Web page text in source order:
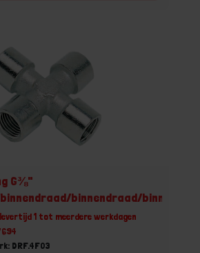
G⅜"
binnendraad/
1 tot meerdere werkdagen
DRF.4F03